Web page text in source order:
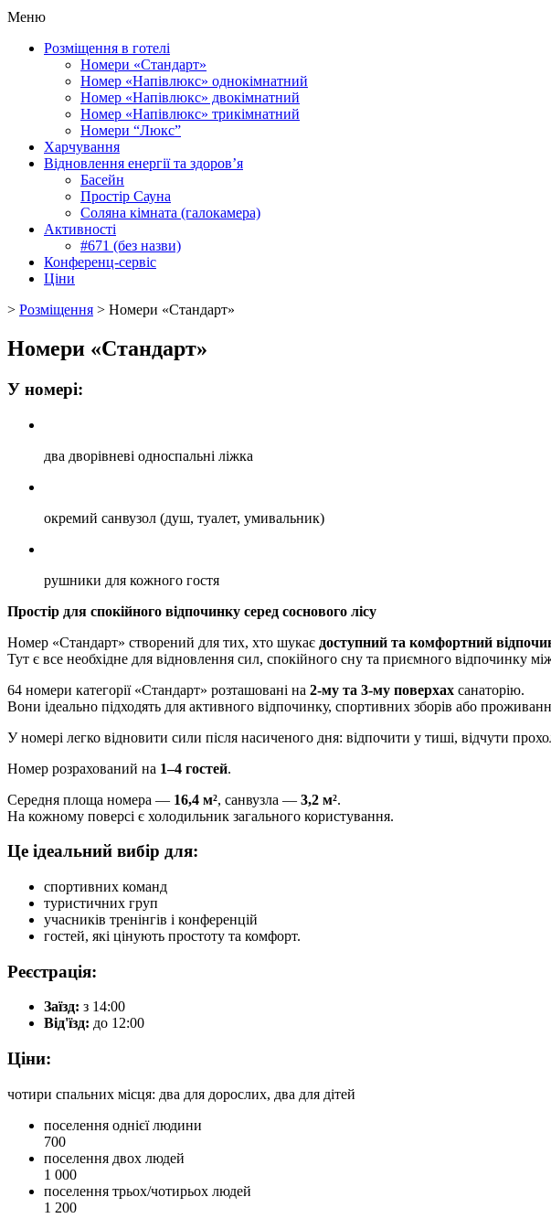
Меню
Розміщення в готелі
Номери «Стандарт»
Номер «Напівлюкс» однокімнатний
Номер «Напівлюкс» двокімнатний
Номер «Напівлюкс» трикімнатний
Номери “Люкс”
Харчування
Відновлення енергії та здоров’я
Басейн
Простір Сауна
Соляна кімната (галокамера)
Активності
#671 (без назви)
Конференц-сервіс
Ціни
> Розміщення > Номери «Стандарт»
Номери «Стандарт»
У номері:
два дворівневі односпальні ліжка
окремий санвузол (душ, туалет, умивальник)
рушники для кожного гостя
Простір для спокійного відпочинку серед соснового лісу
Номер «Стандарт» створений для тих, хто шукає доступний та комфортний
Тут є все необхідне для відновлення сил, спокійного сну та приємного відпочинку
64 номери категорії «Стандарт» розташовані на 2-му та 3-му поверхах санаторію.
Вони ідеально підходять для активного відпочинку, спортивних зборів або
У номері легко відновити сили після насиченого дня: відпочити у тиші, відчути
Номер розрахований на 1–4 гостей.
Середня площа номера — 16,4 м², санвузла — 3,2 м².
На кожному поверсі є холодильник загального користування.
Це ідеальний вибір для:
спортивних команд
туристичних груп
учасників тренінгів і конференцій
гостей, які цінують простоту та комфорт.
Реєстрація:
Заїзд: з 14:00
Від'їзд: до 12:00
Цiни:
чотири спальних місця: два для дорослих, два для дітей
поселення однієї людини
700
поселення двох людей
1 000
поселення трьох/чотирьох людей
1 200